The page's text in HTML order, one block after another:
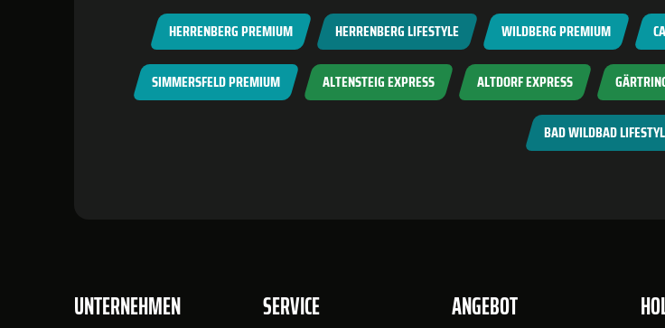
HERRENBERG PREMIUM HERRENBERG LIFESTYLE WILDBERG PREMIUM
SIMMERSFELD PREMIUM ALTENSTEIG EXPRESS ALTDORF EXPRESS
BAD WILDBAD
UNTERNEHMEN SERVICE ANGEBOT